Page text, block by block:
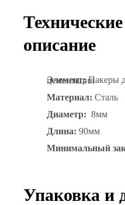
описание
Элемент:
Пакеры для инъекционной цементации
Материал: Сталь
Диаметр: 8мм
Длина: 90мм
Минимальный
Упаковка и